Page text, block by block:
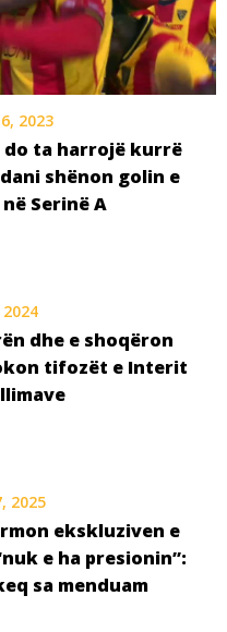
2023
do ta harrojë kurrë
shënon golin e
Serinë A
dhe e shoqëron
tifozët e Interit
2025
ekskluziven e
e ha presionin”:
sa menduam